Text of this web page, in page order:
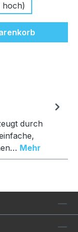
hoch)
durch
Mehr